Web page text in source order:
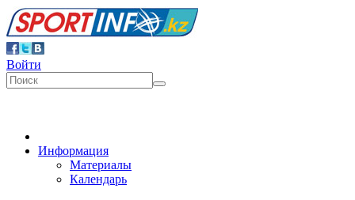
Войти
Информация
Материалы
Календарь